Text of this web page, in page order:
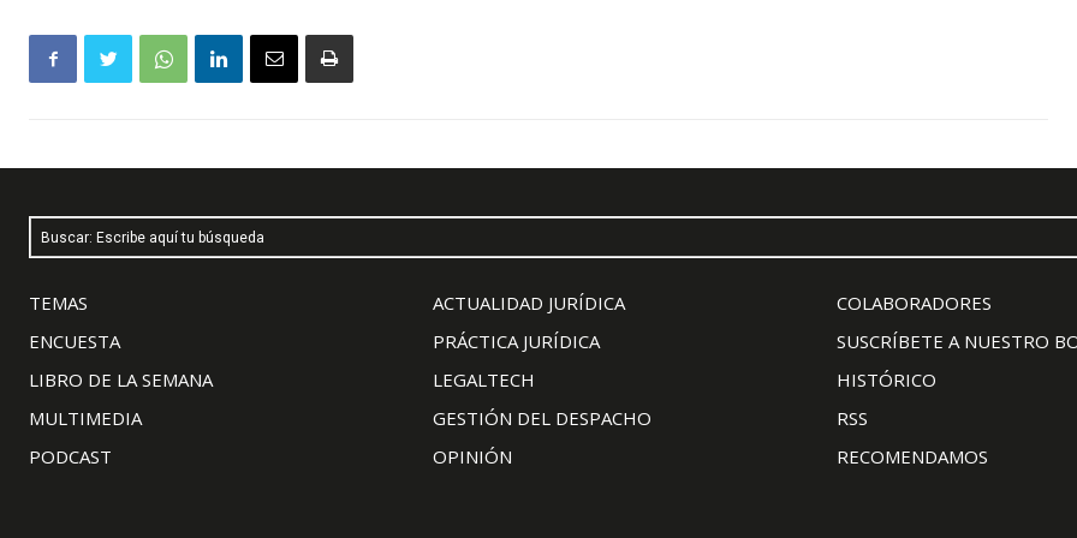
Buscar: Escribe aquí tu búsqueda
TEMAS
ENCUESTA
LIBRO DE LA SEMANA
MULTIMEDIA
PODCAST
ACTUALIDAD JURÍDICA
PRÁCTICA JURÍDICA
LEGALTECH
GESTIÓN DEL DESPACHO
OPINIÓN
COLABORADORES
SUSCRÍBETE A NUESTRO
HISTÓRICO
RSS
RECOMENDAMOS